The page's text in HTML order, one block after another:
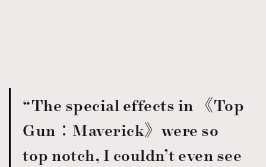
“The special effects in 《Top
Gun：Maverick》were so
top notch, I couldn’t even see